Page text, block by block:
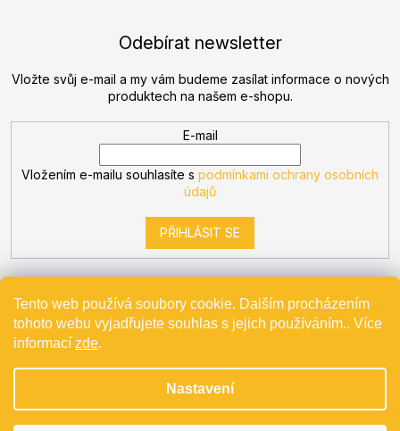
Tento web používá soubory cookie. Dalším procházením
tohoto webu vyjadřujete souhlas s jejich používáním.. Více
informací zde.
Nastavení
Odebírat newsletter
Vložte svůj e-mail a my vám budeme zasílat informace o nových
produktech na našem e-shopu.
E-mail
Vložením e-mailu souhlasíte s podmínkami ochrany osobních
údajů
PŘIHLÁSIT SE
Bevande. Všechna práva vyhrazena.
Projekt spolufinancovaný z EU - Modernizace a automatizace